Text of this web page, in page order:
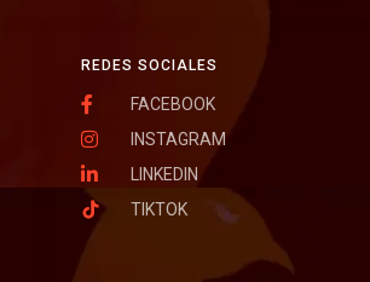
REDES SOCIALES
FACEBOOK
INSTAGRAM
LINKEDIN
TIKTOK